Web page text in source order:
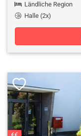
Ländliche Region
Halle (2x)